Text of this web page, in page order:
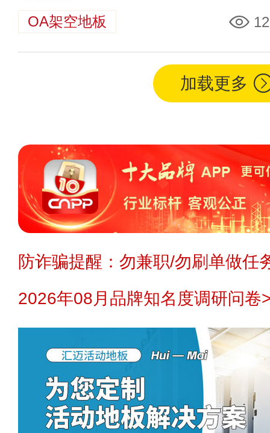
OA架空地板
加载更多
防诈骗提醒：勿兼职/勿刷单做任
2026年08月品牌知名度调研问卷